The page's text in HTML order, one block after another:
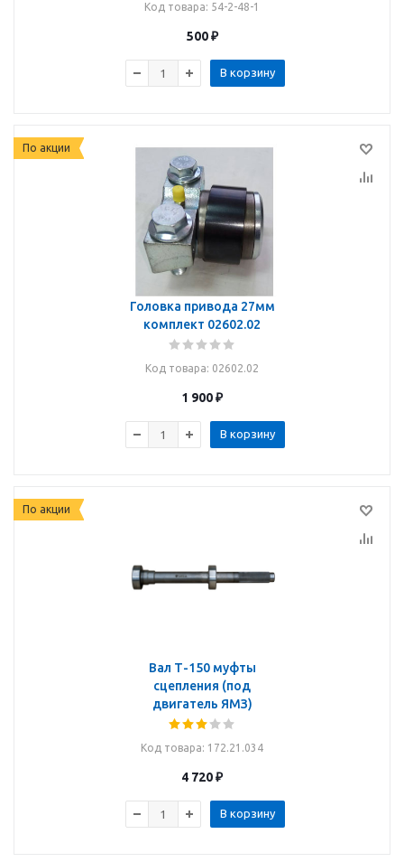
Код товара: 54-2-48-1
500₽
В корзину
По акции
Головка привода 27мм
комплект 02602.02
Код товара: 02602.02
1 900₽
В корзину
По акции
Вал Т-150 муфты
сцепления (под
двигатель ЯМЗ)
Код товара: 172.21.034
4 720₽
В корзину